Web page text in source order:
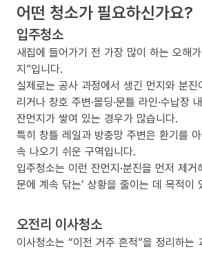
어떤 청소가 필요하신가요?
입주청소
새집에 들어가기 전 가장 많이 하는 오해
지”입니다.
실제로는 공사 과정에서 생긴 먼지와 분
리거나 창호 주변·몰딩·문틀 라인·수납장
잔먼지가 쌓여 있는 경우가 많습니다.
특히 창틀 레일과 방충망 주변은 환기를
속 나오기 쉬운 구역입니다.
입주청소는 이런 잔먼지·분진을 먼저 제거
문에 계속 닦는’ 상황을 줄이는 데 목적이
오전리 이사청소
이사청소는 “이전 거주 흔적”을 정리하는